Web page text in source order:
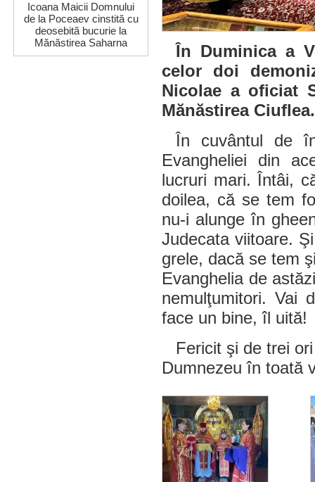
Icoana Maicii Domnului
de la Poceaev cinstită cu
deosebită bucurie la
Mănăstirea Saharna
În Duminica a
celor doi
Nicolae a oficiat
Mănăstirea Ciuflea.
În cuvântul de
Evangheliei din
lucruri mari. Întâi,
doilea, că se tem
nu-i alunge în
Judecata viitoare.
grele, dacă se tem
Evanghelia de
nemulţumitori. Vai
face un bine, îl uită!
Fericit şi de trei
Dumnezeu în toată